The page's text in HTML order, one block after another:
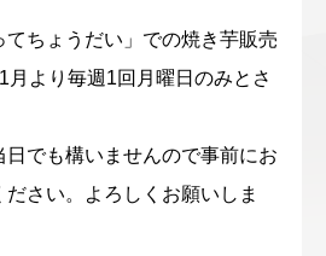
てちょうだい」での焼き芋販売
月より毎週1回月曜日のみとさ
日でも構いませんので事前にお
さい。よろしくお願いしま